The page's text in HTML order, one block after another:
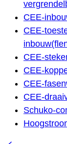
CEE-
CEE-
CEE-
CEE-
CEE-
CEE-
Schuko-